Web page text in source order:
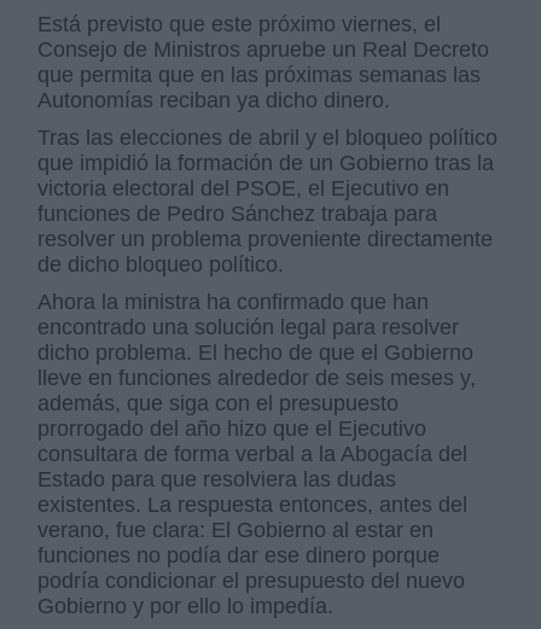
Está previsto que este próximo viernes, el
Consejo de Ministros apruebe un Real Decreto
que permita que en las próximas semanas las
Autonomías reciban ya dicho dinero.
Tras las elecciones de abril y el bloqueo político
que impidió la formación de un Gobierno tras la
victoria electoral del PSOE, el Ejecutivo en
funciones de Pedro Sánchez trabaja para
resolver un problema proveniente directamente
de dicho bloqueo político.
Ahora la ministra ha confirmado que han
encontrado una solución legal para resolver
dicho problema. El hecho de que el Gobierno
lleve en funciones alrededor de seis meses y,
además, que siga con el presupuesto
prorrogado del año hizo que el Ejecutivo
consultara de forma verbal a la Abogacía del
Estado para que resolviera las dudas
existentes. La respuesta entonces, antes del
verano, fue clara: El Gobierno al estar en
funciones no podía dar ese dinero porque
podría condicionar el presupuesto del nuevo
Gobierno y por ello lo impedía.